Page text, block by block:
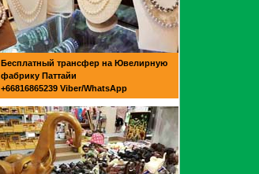
Бесплатный трансфер на Ювелирную
фабрику Паттайи
+66816865239 Viber/WhatsApp